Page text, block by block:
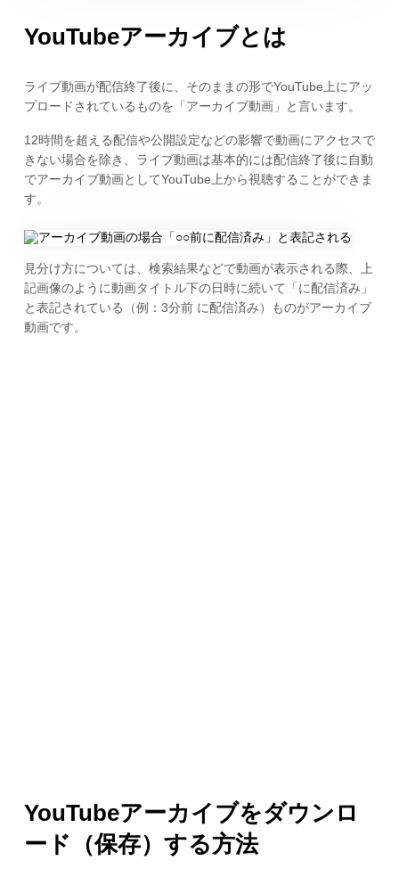
YouTubeアーカイブとは
ライブ動画が配信終了後に、そのままの形でYouTube上にアッ
プロードされているものを「アーカイブ動画」と言います。
12時間を超える配信や公開設定などの影響で動画にアクセスで
きない場合を除き、ライブ動画は基本的には配信終了後に自動
でアーカイブ動画としてYouTube上から視聴することができま
す。
見分け方については、検索結果などで動画が表示される際、上
記画像のように動画タイトル下の日時に続いて「に配信済み」
と表記されている（例：3分前 に配信済み）ものがアーカイブ
動画です。
YouTubeアーカイブをダウンロ
ード（保存）する方法